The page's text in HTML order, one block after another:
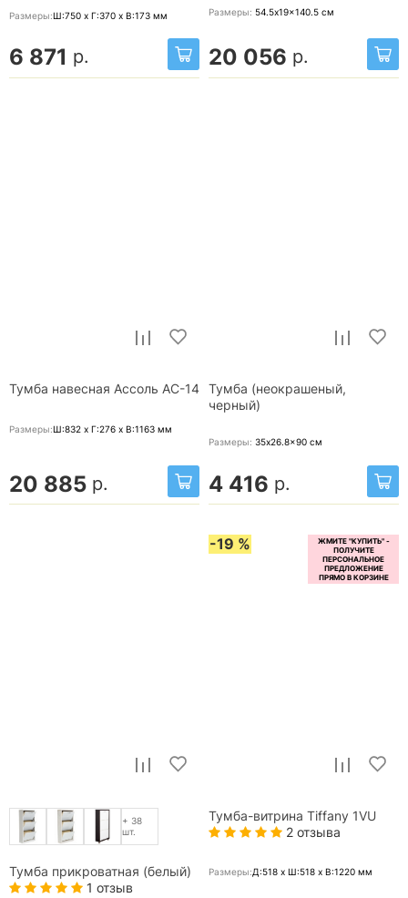
Размеры:Ш:750 x Г:370 x В:173 мм
6 871 р.
Размеры: 54.5x19x140.5 см
20 056 р.
Тумба навесная Ассоль АС-14
Размеры:Ш:832 x Г:276 x В:1163 мм
20 885 р.
Тумба (неокрашеный,
черный)
Размеры: 35x26.8x90 см
4 416 р.
+ 38
шт.
Тумба прикроватная (белый)
1 отзыв
-19 %
Тумба-витрина Tiffany 1VU
2 отзыва
Размеры:Д:518 x Ш:518 x В:1220 мм